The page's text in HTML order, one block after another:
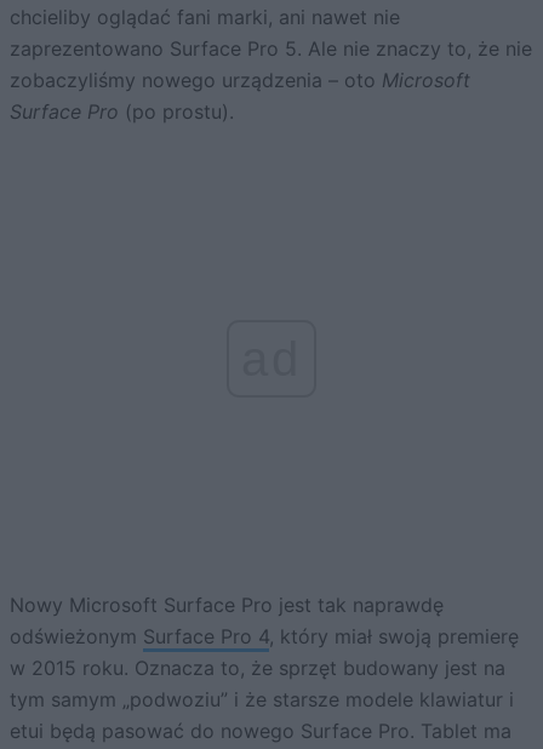
chcieliby oglądać fani marki, ani nawet nie
zaprezentowano Surface Pro 5. Ale nie znaczy to, że nie
zobaczyliśmy nowego urządzenia – oto Microsoft
Surface Pro (po prostu).
Nowy Microsoft Surface Pro jest tak naprawdę
odświeżonym Surface Pro 4, który miał swoją premierę
w 2015 roku. Oznacza to, że sprzęt budowany jest na
tym samym „podwoziu” i że starsze modele klawiatur i
etui będą pasować do nowego Surface Pro. Tablet ma